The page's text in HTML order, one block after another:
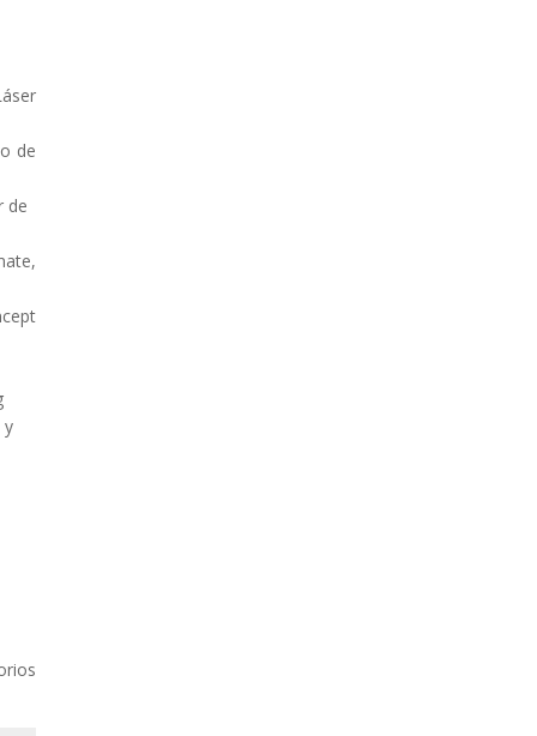
de
de
y